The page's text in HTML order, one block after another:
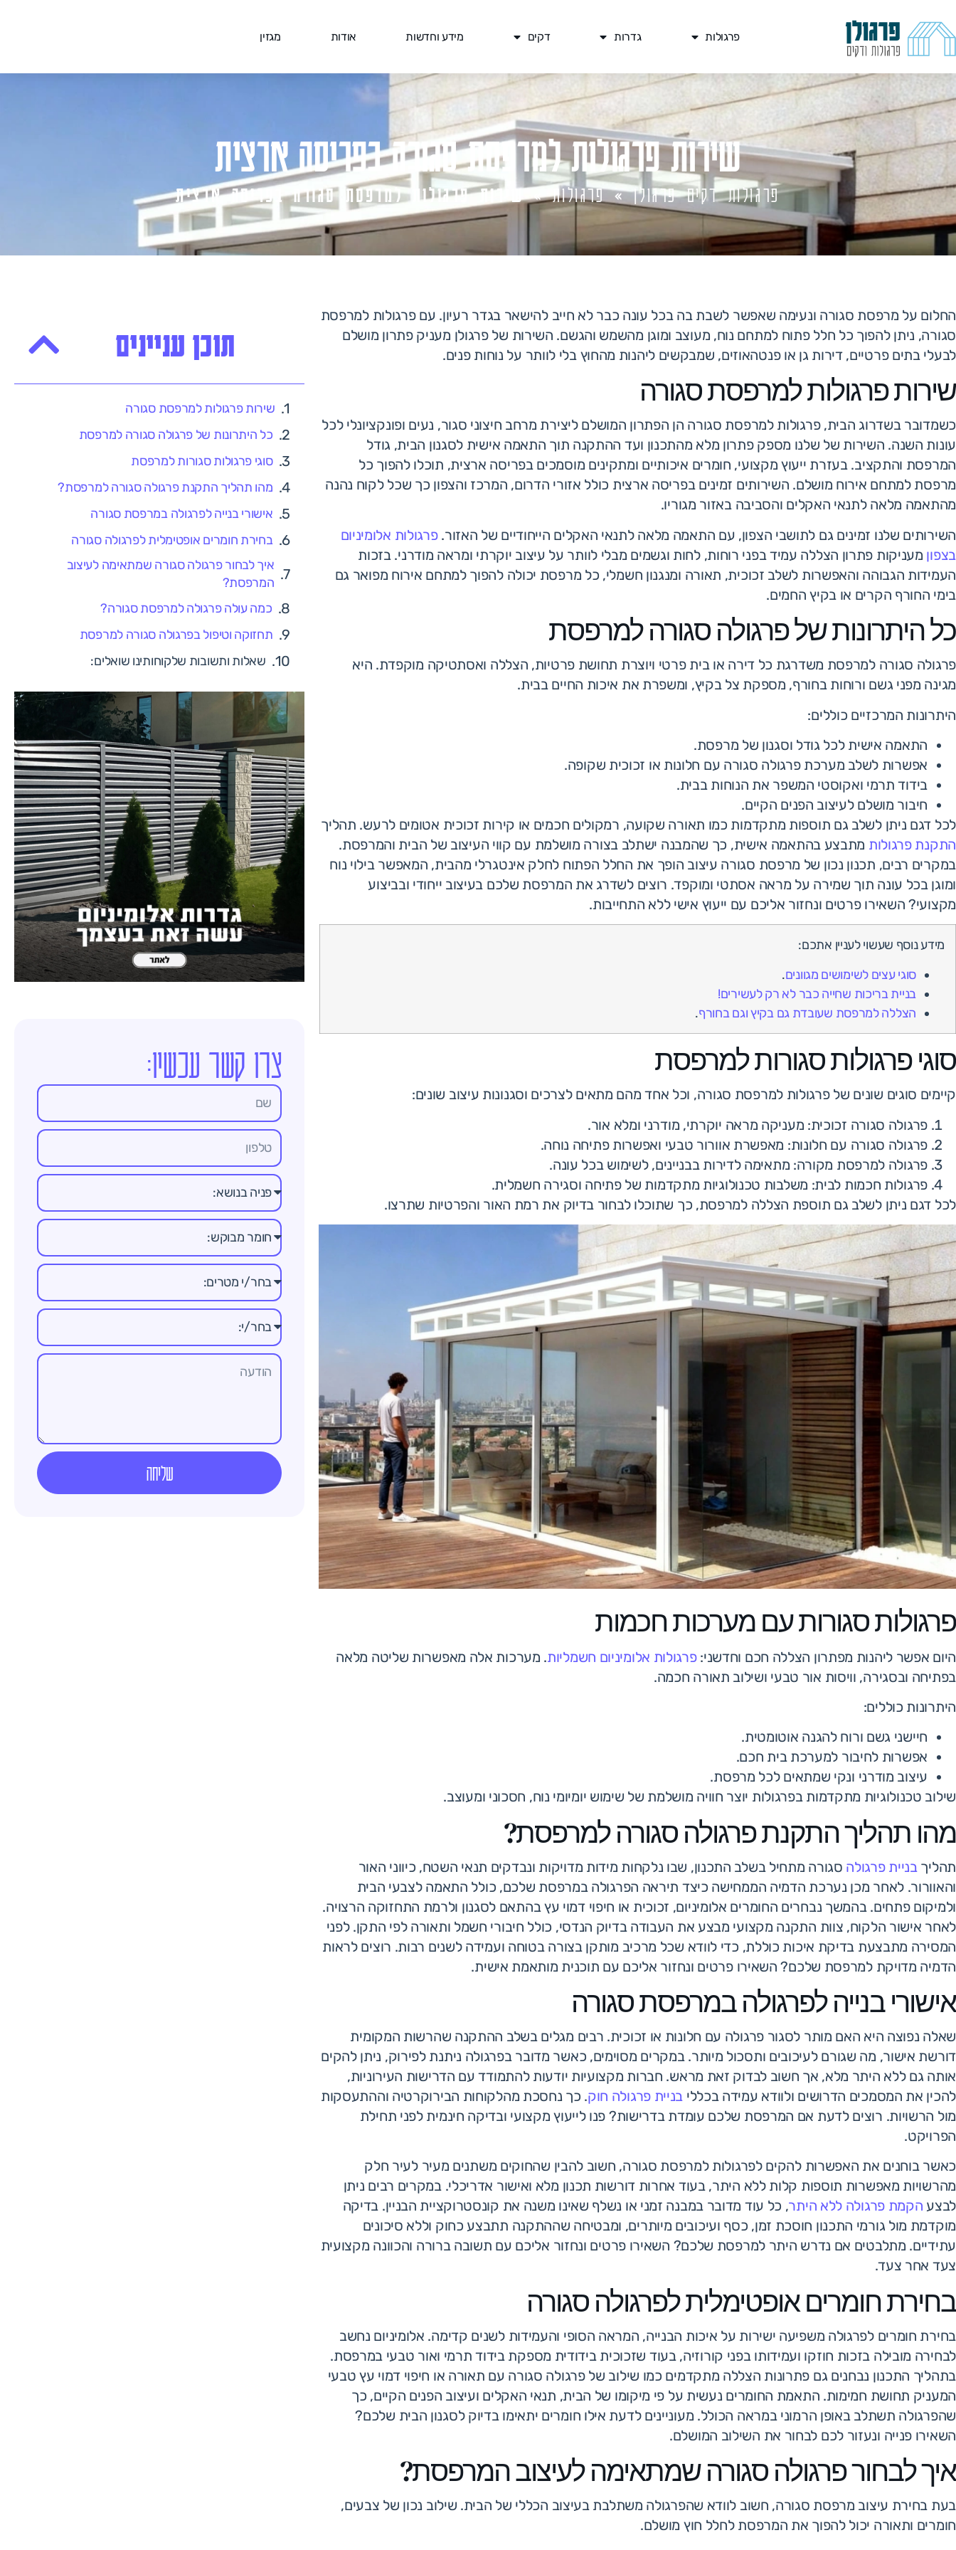
פרגולות גדרות דקים מידע וחדשות אודות מגזין
שירות פרגולות למרפסת סגורה בפריסה ארצית
פרגולות דקים פרגולן»פרגולות»שירות פרגולות למרפסת סגורה בפריסה ארצית
תוכן עניינים
שירות פרגולות למרפסת סגורה
כל היתרונות של פרגולה סגורה למרפסת
סוגי פרגולות סגורות למרפסת
מהו תהליך התקנת פרגולה סגורה למרפסת?
אישורי בנייה לפרגולה במרפסת סגורה
בחירת חומרים אופטימלית לפרגולה סגורה
איך לבחור פרגולה סגורה שמתאימה לעיצוב
המרפסת?
כמה עולה פרגולה למרפסת סגורה?
תחזוקה וטיפול בפרגולה סגורה למרפסת
שאלות ותשובות שלקוחותינו שואלים:
צרו קשר עכשיו:
שליחה
החלום על מרפסת סגורה ונעימה שאפשר לשבת בה בכל עונה כבר לא חייב להישאר בגדר רעיון. עם פרגולות למרפסת
סגורה, ניתן להפוך כל חלל פתוח למתחם נוח, מעוצב ומוגן מהשמש והגשם. השירות של פרגולן מעניק פתרון מושלם
לבעלי בתים פרטיים, דירות גן או פנטהאוזים, שמבקשים ליהנות מהחוץ בלי לוותר על נוחות פנים.
שירות פרגולות למרפסת סגורה
כשמדובר בשדרוג הבית, פרגולות למרפסת סגורה הן הפתרון המושלם ליצירת מרחב חיצוני סגור, נעים ופונקציונלי לכל
עונות השנה. השירות של שלנו מספק פתרון מלא מהתכנון ועד ההתקנה תוך התאמה אישית לסגנון הבית, גודל
המרפסת והתקציב. בעזרת ייעוץ מקצועי, חומרים איכותיים ומתקינים מוסמכים בפריסה ארצית, תוכלו להפוך כל
מרפסת למתחם אירוח מושלם. השירותים זמינים בפריסה ארצית כולל אזורי הדרום, המרכז והצפון כך שכל לקוח נהנה
מהתאמה מלאה לתנאי האקלים והסביבה באזור מגוריו.
השירותים שלנו זמינים גם לתושבי הצפון, עם התאמה מלאה לתנאי האקלים הייחודיים של האזור.פרגולות אלומיניום
בצפון מעניקות פתרון הצללה עמיד בפני רוחות, לחות וגשמים מבלי לוותר על עיצוב יוקרתי ומראה מודרני. בזכות
העמידות הגבוהה והאפשרות לשלב זכוכית, תאורה ומנגנון חשמלי, כל מרפסת יכולה להפוך למתחם אירוח מפואר גם
בימי החורף הקרים או בקיץ החמים.
כל היתרונות של פרגולה סגורה למרפסת
פרגולה סגורה למרפסת משדרגת כל דירה או בית פרטי ויוצרת תחושת פרטיות, הצללה ואסתטיקה מוקפדת. היא
מגינה מפני גשם ורוחות בחורף, מספקת צל בקיץ, ומשפרת את איכות החיים בבית.
היתרונות המרכזיים כוללים:
התאמה אישית לכל גודל וסגנון של מרפסת.
אפשרות לשלב מערכת פרגולה סגורה עם חלונות או זכוכית שקופה.
בידוד תרמי ואקוסטי המשפר את הנוחות בבית.
חיבור מושלם לעיצוב הפנים הקיים.
לכל דגם ניתן לשלב גם תוספות מתקדמות כמו תאורה שקועה, רמקולים חכמים או קירות זכוכית אטומים לרעש. תהליך
התקנת פרגולות מתבצע בהתאמה אישית, כך שהמבנה ישתלב בצורה מושלמת עם קווי העיצוב של הבית והמרפסת.
במקרים רבים, תכנון נכון של מרפסת סגורה עיצוב הופך את החלל הפתוח לחלק אינטגרלי מהבית, המאפשר בילוי נוח
ומוגן בכל עונה תוך שמירה על מראה אסתטי ומוקפד. רוצים לשדרג את המרפסת שלכם בעיצוב ייחודי ובביצוע
מקצועי? השאירו פרטים ונחזור אליכם עם ייעוץ אישי ללא התחייבות.
מידע נוסף שעשוי לעניין אתכם:
סוגי עצים לשימושים מגוונים.
בניית בריכות שחייה כבר לא רק לעשירים!
הצללה למרפסת שעובדת גם בקיץ וגם בחורף.
סוגי פרגולות סגורות למרפסת
קיימים סוגים שונים של פרגולות למרפסת סגורה, וכל אחד מהם מתאים לצרכים וסגנונות עיצוב שונים:
פרגולה סגורה זכוכית: מעניקה מראה יוקרתי, מודרני ומלא אור.
פרגולה סגורה עם חלונות: מאפשרת אוורור טבעי ואפשרות פתיחה נוחה.
פרגולה למרפסת מקורה: מתאימה לדירות בבניינים, לשימוש בכל עונה.
פרגולות חכמות לבית: משלבות טכנולוגיות מתקדמות של פתיחה וסגירה חשמלית.
לכל דגם ניתן לשלב גם תוספת הצללה למרפסת, כך שתוכלו לבחור בדיוק את רמת האור והפרטיות שתרצו.
פרגולות סגורות עם מערכות חכמות
היום אפשר ליהנות מפתרון הצללה חכם וחדשני:פרגולות אלומיניום חשמליות. מערכות אלה מאפשרות שליטה מלאה
בפתיחה ובסגירה, וויסות אור טבעי ושילוב תאורה חכמה.
היתרונות כוללים:
חיישני גשם ורוח להגנה אוטומטית.
אפשרות לחיבור למערכת בית חכם.
עיצוב מודרני ונקי שמתאים לכל מרפסת.
שילוב טכנולוגיות מתקדמות בפרגולות יוצר חוויה מושלמת של שימוש יומיומי נוח, חסכוני ומעוצב.
מהו תהליך התקנת פרגולה סגורה למרפסת?
תהליך בניית פרגולה סגורה מתחיל בשלב התכנון, שבו נלקחות מידות מדויקות ונבדקים תנאי השטח, כיווני האור
והאוורור. לאחר מכן נערכת הדמיה הממחישה כיצד תיראה הפרגולה במרפסת שלכם, כולל התאמה לצבעי הבית
ולמיקום פתחים. בהמשך נבחרים החומרים אלומיניום, זכוכית או חיפוי דמוי עץ בהתאם לסגנון ולרמת התחזוקה הרצויה.
לאחר אישור הלקוח, צוות התקנה מקצועי מבצע את העבודה בדיוק הנדסי, כולל חיבורי חשמל ותאורה לפי התקן. לפני
המסירה מתבצעת בדיקת איכות כוללת, כדי לוודא שכל מרכיב מותקן בצורה בטוחה ועמידה לשנים רבות. רוצים לראות
הדמיה מדויקת למרפסת שלכם? השאירו פרטים ונחזור אליכם עם תוכנית מותאמת אישית.
אישורי בנייה לפרגולה במרפסת סגורה
שאלה נפוצה היא האם מותר לסגור פרגולה עם חלונות או זכוכית. רבים מגלים בשלב ההתקנה שהרשות המקומית
דורשת אישור, מה שגורם לעיכובים ותסכול מיותר. במקרים מסוימים, כאשר מדובר בפרגולה ניתנת לפירוק, ניתן להקים
אותה גם ללא היתר מלא, אך חשוב לבדוק זאת מראש. חברות מקצועיות יודעות להתמודד עם הדרישות העירוניות,
להכין את המסמכים הדרושים ולוודא עמידה בכללי בניית פרגולה חוק. כך נחסכת מהלקוחות הבירוקרטיה וההתעסקות
מול הרשויות. רוצים לדעת אם המרפסת שלכם עומדת בדרישות? פנו לייעוץ מקצועי ובדיקה חינמית לפני תחילת
הפרויקט.
כאשר בוחנים את האפשרות להקים לפרגולות למרפסת סגורה, חשוב להבין שהחוקים משתנים מעיר לעיר חלק
מהרשויות מאפשרות תוספות קלות ללא היתר, בעוד אחרות דורשות תכנון מלא ואישור אדריכלי. במקרים רבים ניתן
לבצע הקמת פרגולה ללא היתר, כל עוד מדובר במבנה זמני או נשלף שאינו משנה את קונסטרוקציית הבניין. בדיקה
מוקדמת מול גורמי התכנון חוסכת זמן, כסף ועיכובים מיותרים, ומבטיחה שההתקנה תתבצע כחוק וללא סיכונים
עתידיים. מתלבטים אם נדרש היתר למרפסת שלכם? השאירו פרטים ונחזור אליכם עם תשובה ברורה והכוונה מקצועית
צעד אחר צעד.
בחירת חומרים אופטימלית לפרגולה סגורה
בחירת חומרים לפרגולה משפיעה ישירות על איכות הבנייה, המראה הסופי והעמידות לשנים קדימה. אלומיניום נחשב
לבחירה מובילה בזכות חוזקו ועמידותו בפני קורוזיה, בעוד שזכוכית בידודית מספקת בידוד תרמי ואור טבעי במרפסת.
בתהליך התכנון נבחנים גם פתרונות הצללה מתקדמים כמו שילוב של פרגולה סגורה עם תאורה או חיפוי דמוי עץ טבעי
המעניק תחושת חמימות. התאמת החומרים נעשית על פי מיקומו של הבית, תנאי האקלים ועיצוב הפנים הקיים, כך
שהפרגולה תשתלב באופן הרמוני במראה הכולל. מעוניינים לדעת אילו חומרים יתאימו בדיוק לסגנון הבית שלכם?
השאירו פנייה ונעזור לכם לבחור את השילוב המושלם.
איך לבחור פרגולה סגורה שמתאימה לעיצוב המרפסת?
בעת בחירת עיצוב מרפסת סגורה, חשוב לוודא שהפרגולה משתלבת בעיצוב הכללי של הבית. שילוב נכון של צבעים,
חומרים ותאורה יכול להפוך את המרפסת לחלל חוץ מושלם.